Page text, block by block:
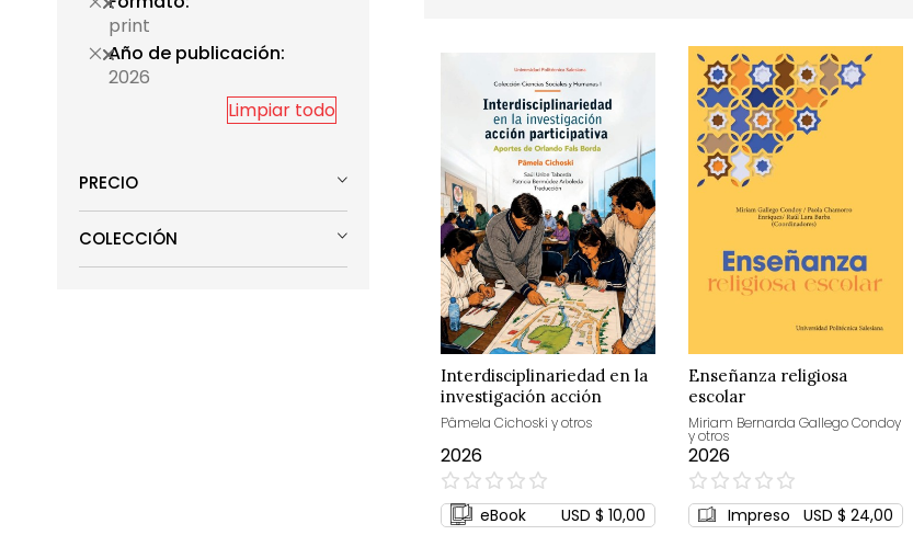
Interdisciplinariedad en la
investigación acción
participativa
Pâmela Cichoski y otros
2026
0%
eBook
USD $ 10,00
Enseñanza religiosa
escolar
Miriam Bernarda Gallego Condoy
y otros
2026
0%
Impreso USD $ 24,00
print
Año de publicación
2026
Limpiar todo
PRECIO
COLECCIÓN